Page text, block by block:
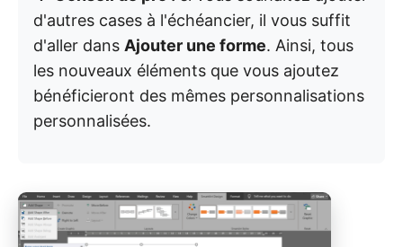
d'autres cases à l'échéancier, il vous suffit
d'aller dans Ajouter une forme. Ainsi, tous
les nouveaux éléments que vous ajoutez
bénéficieront des mêmes personnalisations
personnalisées.